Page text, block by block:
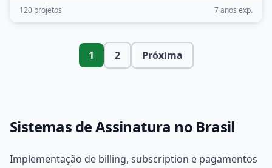
120 projetos 7 anos exp.
1 2 Próxima
Sistemas de Assinatura no Brasil
Implementação de billing, subscription e pagamentos